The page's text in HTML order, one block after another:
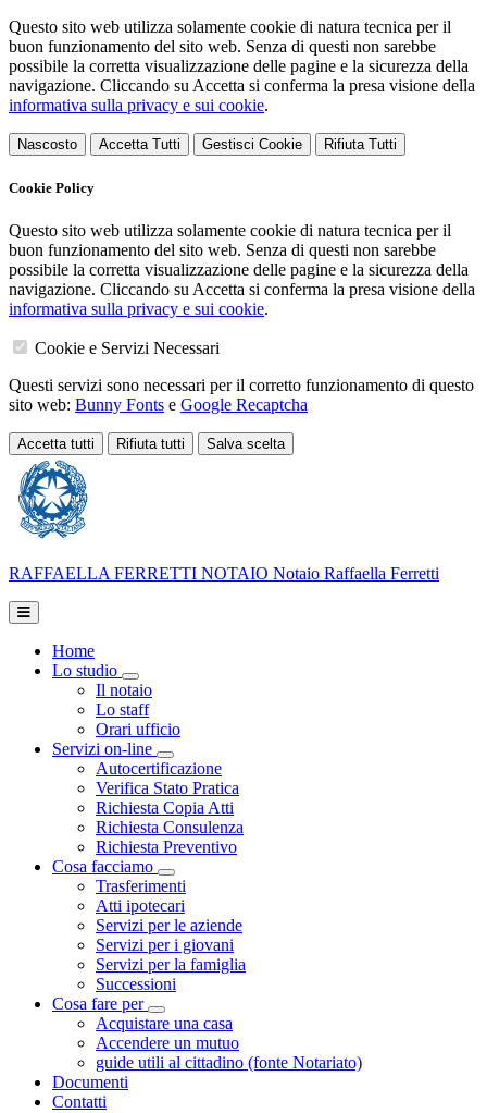
Questo sito web utilizza solamente cookie di natura tecnica per il
buon funzionamento del sito web. Senza di questi non sarebbe
possibile la corretta visualizzazione delle pagine e la sicurezza della
navigazione. Cliccando su Accetta si conferma la presa visione della
informativa sulla privacy e sui cookie.
Nascosto Accetta Tutti Gestisci Cookie Rifiuta Tutti
Cookie Policy
Questo sito web utilizza solamente cookie di natura tecnica per il
buon funzionamento del sito web. Senza di questi non sarebbe
possibile la corretta visualizzazione delle pagine e la sicurezza della
navigazione. Cliccando su Accetta si conferma la presa visione della
informativa sulla privacy e sui cookie.
Cookie e Servizi Necessari
Questi servizi sono necessari per il corretto funzionamento di questo
sito web: Bunny Fonts e Google Recaptcha
Accetta tutti Rifiuta tutti Salva scelta
RAFFAELLA FERRETTI NOTAIO Notaio Raffaella Ferretti
Home
Lo studio
Toggle Dropdown
Il notaio
Lo staff
Orari ufficio
Servizi on-line
Toggle Dropdown
Autocertificazione
Verifica Stato Pratica
Richiesta Copia Atti
Richiesta Consulenza
Richiesta Preventivo
Cosa facciamo
Toggle Dropdown
Trasferimenti
Atti ipotecari
Servizi per le aziende
Servizi per i giovani
Servizi per la famiglia
Successioni
Cosa fare per
Toggle Dropdown
Acquistare una casa
Accendere un mutuo
guide utili al cittadino (fonte Notariato)
Documenti
Contatti